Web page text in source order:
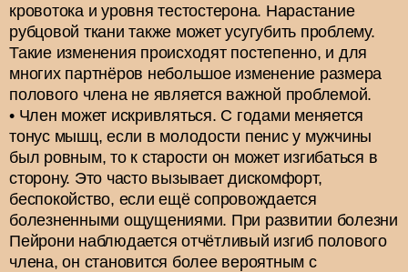
кровотока и уровня тестостерона. Нарастание
рубцовой ткани также может усугубить проблему.
Такие изменения происходят постепенно, и для
многих партнёров небольшое изменение размера
полового члена не является важной проблемой.
Член может искривляться. С годами меняется
тонус мышц, если в молодости пенис у мужчины
был ровным, то к старости он может изгибаться в
сторону. Это часто вызывает дискомфорт,
беспокойство, если ещё сопровождается
болезненными ощущениями. При развитии болезни
Пейрони наблюдается отчётливый изгиб полового
члена, он становится более вероятным с